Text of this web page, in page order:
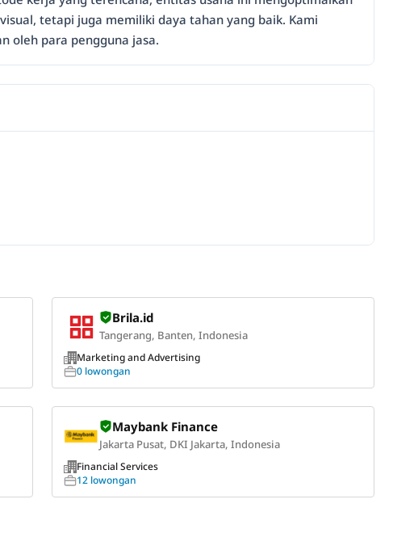
tetapi juga memiliki daya tahan yang baik. Kami
oleh para pengguna jasa.
Brila.id
Tangerang, Banten, Indonesia
Marketing and Advertising
0 lowongan
Maybank Finance
Jakarta Pusat, DKI Jakarta, Indonesia
Financial Services
12 lowongan